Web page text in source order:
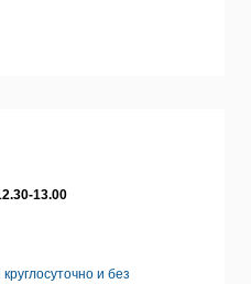
13.00
и без